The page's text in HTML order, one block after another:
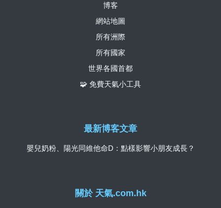
關於 天氣.com.hk
博客
網站地圖
所有洲際
所有國家
世界各國首都
🧩 免費天氣小工具
最新博客文章
嬰兒奶粉、陽光同維他命D：點樣影響小朋友成長？